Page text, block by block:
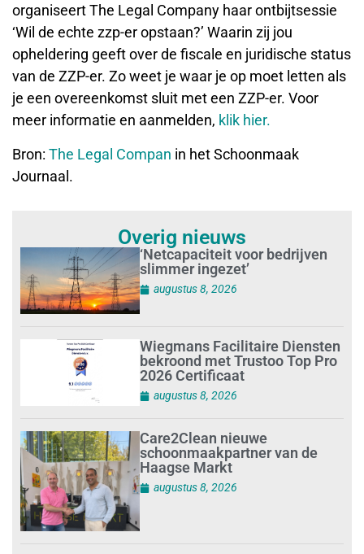
organiseert The Legal Company haar ontbijtsessie
‘Wil de echte zzp-er opstaan?’ Waarin zij jou
opheldering geeft over de fiscale en juridische status
van de ZZP-er. Zo weet je waar je op moet letten als
je een overeenkomst sluit met een ZZP-er. Voor
meer informatie en aanmelden, klik hier.
Bron: The Legal Compan in het Schoonmaak
Journaal.
Overig nieuws
‘Netcapaciteit voor bedrijven
slimmer ingezet’
augustus 8, 2026
Wiegmans Facilitaire Diensten
bekroond met Trustoo Top Pro
2026 Certificaat
augustus 8, 2026
Care2Clean nieuwe
schoonmaakpartner van de
Haagse Markt
augustus 8, 2026